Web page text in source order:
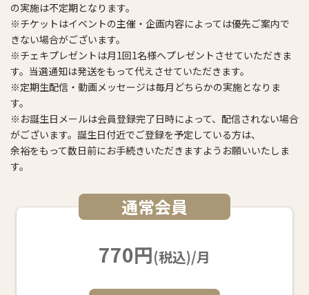
の実施は不定期となります。
※チケットはイベントの主催・企画内容によっては優先ご案内で
きない場合がございます。
※チェキプレゼントは月1回1名様へプレゼントさせていただきま
す。当選通知は発送をもって代えさせていただきます。
※定期生配信・動画メッセージは毎月どちらかの実施となりま
す。
※お誕生日メールは会員登録完了日時によって、配信されない場合
がございます。誕生日付近でご登録を予定している方は、
余裕をもって数日前にお手続きいただきますようお願いいたしま
す。
通常会員
770円(税込)/月